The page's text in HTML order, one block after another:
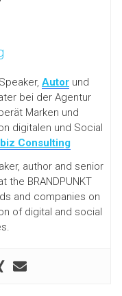
Autor und
bei der Agentur
Marken und
digitalen und Social
Consulting
author and senior
the BRANDPUNKT
and companies on
of digital and social